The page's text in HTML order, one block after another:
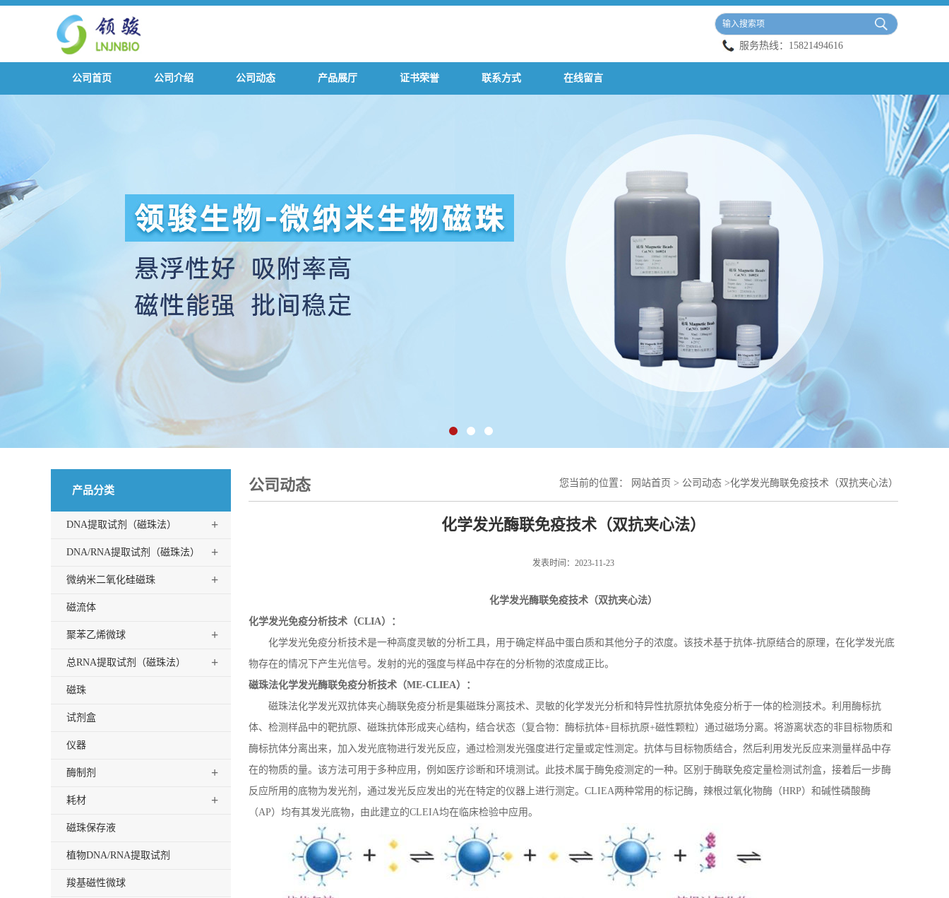
服务热线： 15821494616
公司首页 公司介绍 公司动态 产品展厅 证书荣誉 联系方式 在线留言
产品分类
DNA提取试剂（磁珠法） +
DNA/RNA提取试剂（磁珠法） +
微纳米二氧化硅磁珠 +
磁流体
聚苯乙烯微球 +
总RNA提取试剂（磁珠法） +
磁珠
试剂盒
仪器
酶制剂 +
耗材 +
磁珠保存液
植物DNA/RNA提取试剂
羧基磁性微球
公司动态 您当前的位置： 网站首页 > 公司动态 >化学发光酶联免疫技术（双抗夹心法）
化学发光酶联免疫技术（双抗夹心法）
发表时间：2023-11-23
化学发光酶联免疫技术 （双抗夹心法）
化学发光免疫分析技术（CLIA）：
化学发光免疫分析技术是一种高度灵敏的分析工具，用于确定样品中蛋白质和其他分子的浓度。该技术基于抗体-抗原结合的原理，在化学发光底
物存在的情况下产生光信号。发射的光的强度与样品中存在的分析物的浓度成正比。
磁珠法化学发光酶联免疫分析技术（ME-CLIEA）：
磁珠法化学发光双抗体夹心酶联免疫分析是集磁珠分离技术、灵敏的化学发光分析和特异性抗原抗体免疫分析于一体的检测技术。利用酶标抗
体、检测样品中的靶抗原、磁珠抗体形成夹心结构，结合状态（复合物：酶标抗体+目标抗原+磁性颗粒）通过磁场分离。将游离状态的非目标物质和
酶标抗体分离出来，加入发光底物进行发光反应，通过检测发光强度进行定量或定性测定。抗体与目标物质结合，然后利用发光反应来测量样品中存
在的物质的量。该方法可用于多种应用，例如医疗诊断和环境测试。此技术属于酶免疫测定的一种。区别于酶联免疫定量检测试剂盒，接着后一步酶
反应所用的底物为发光剂，通过发光反应发出的光在特定的仪器上进行测定。CLIEA两种常用的标记酶，辣根过氧化物酶（HRP）和碱性磷酸酶
（AP）均有其发光底物，由此建立的CLEIA均在临床检验中应用。